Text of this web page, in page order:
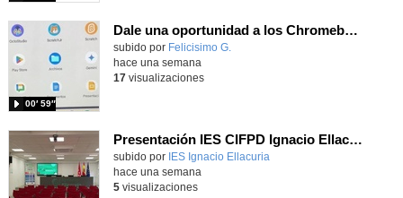
Dale una oportunidad a los Chromebooks y utiliza un proyector para realizar talleres si no tienes pantallas táctiles
Contenido educativo.
subido por Felicisimo G.
00′ 59″
hace una semana
17visualizaciones
Presentación IES CIFPD Ignacio Ellacuría
Contenido educativo.
subido por IES Ignacio Ellacuria
hace una semana
5visualizaciones